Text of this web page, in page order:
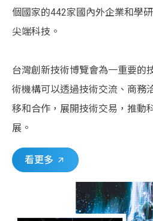
個國家的442家國內外企業和學
尖端科技。
台灣創新技術博覽會為一重要的
術機構可以透過技術交流、商務
移和合作，展開技術交易，推動
展。
看更多